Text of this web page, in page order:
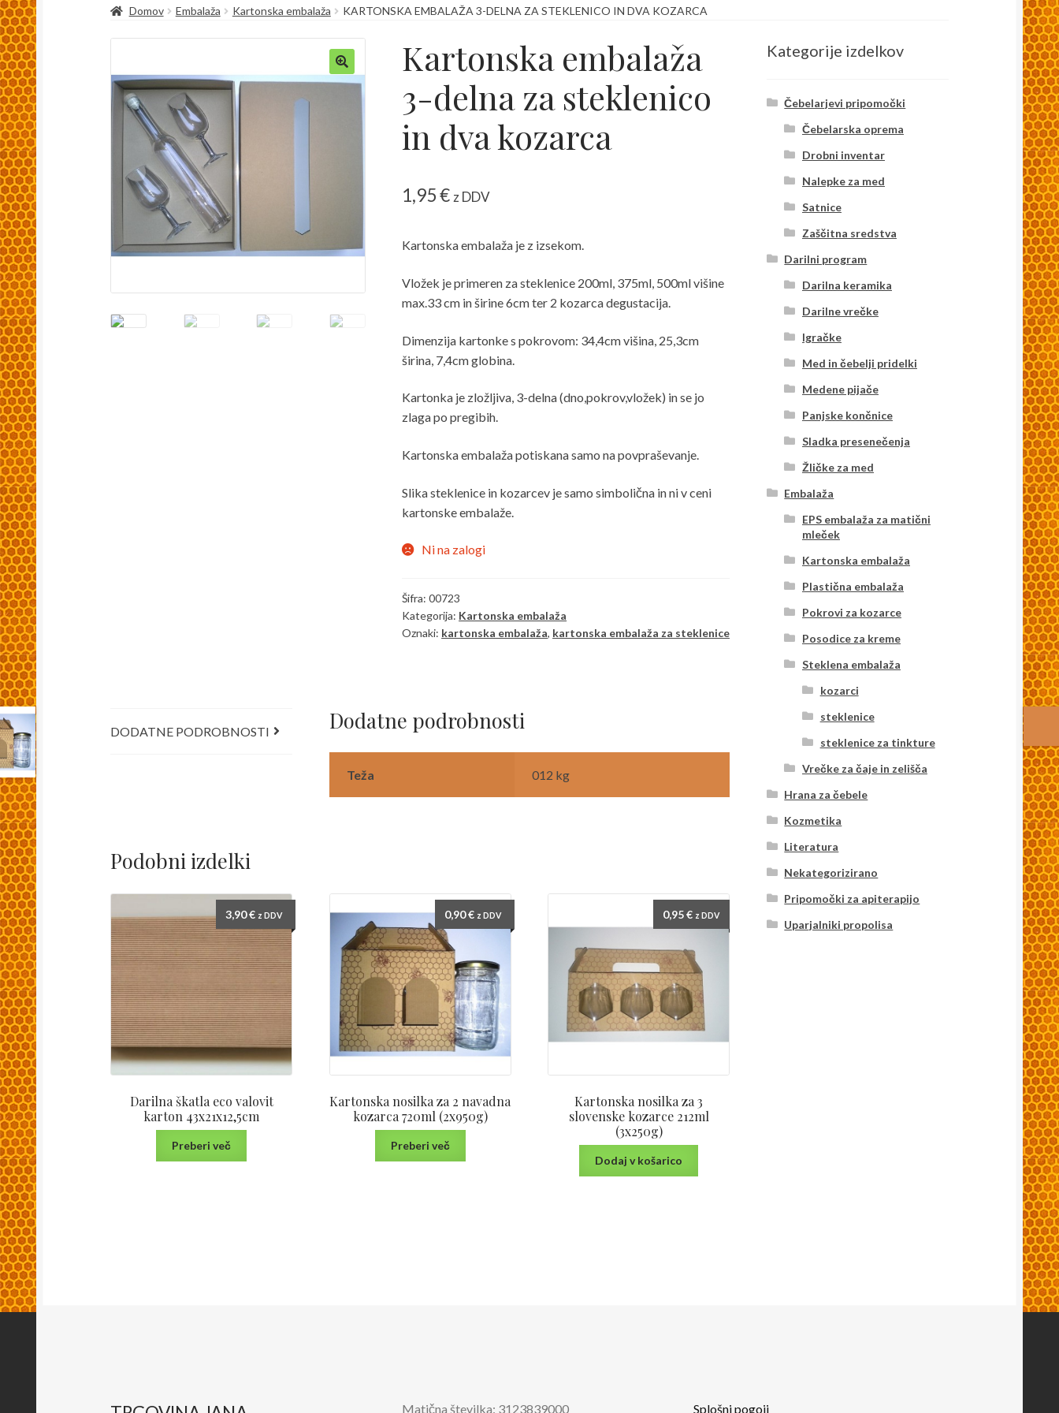
Kaj so spletni piškoti, zakaj se uporabljajo in kako jih v brskalniku izključimo?KošaricaMoj račun
TrgovinaZaključek nakupa
Domov Embalaža Kartonska embalaža KARTONSKA EMBALAŽA 3-DELNA ZA STEKLENICO IN DVA KOZARCA
🔍
Kartonska embalaža
3-delna za steklenico
in dva kozarca
1,95€z DDV
Kartonska embalaža je z izsekom.
Vložek je primeren za steklenice 200ml, 375ml, 500ml višine
max.33 cm in širine 6cm ter 2 kozarca degustacija.
Dimenzija kartonke s pokrovom: 34,4cm višina, 25,3cm
širina, 7,4cm globina.
Kartonka je zložljiva, 3-delna (dno,pokrov,vložek) in se jo
zlaga po pregibih.
Kartonska embalaža potiskana samo na povpraševanje.
Slika steklenice in kozarcev je samo simbolična in ni v ceni
kartonske embalaže.
Ni na zalogi
Šifra:00723
Kategorija: Kartonska embalaža
Oznaki: kartonska embalaža, kartonska embalaža za steklenice
DODATNE PODROBNOSTI Dodatne podrobnosti
Teža 012 kg
Podobni izdelki
Darilna škatla eco valovit
karton 43x21x12,5cm
3,90€ z DDV
Preberi več
Kartonska nosilka za 2 navadna
kozarca 720ml (2x950g)
0,90€ z DDV
Preberi več
Kartonska nosilka za 3
slovenske kozarce 212ml
(3x250g)
0,95€ z DDV
Dodaj v košarico
Kategorije izdelkov
Čebelarjevi pripomočki
Čebelarska oprema
Drobni inventar
Nalepke za med
Satnice
Zaščitna sredstva
Darilni program
Darilna keramika
Darilne vrečke
Igračke
Med in čebelji pridelki
Medene pijače
Panjske končnice
Sladka presenečenja
Žličke za med
Embalaža
EPS embalaža za matični
mleček
Kartonska embalaža
Plastična embalaža
Pokrovi za kozarce
Posodice za kreme
Steklena embalaža
kozarci
steklenice
steklenice za tinkture
Vrečke za čaje in zelišča
Hrana za čebele
Kozmetika
Literatura
Nekategorizirano
Pripomočki za apiterapijo
Uparjalniki propolisa
Matična številka: 3123839000 Splošni pogoji